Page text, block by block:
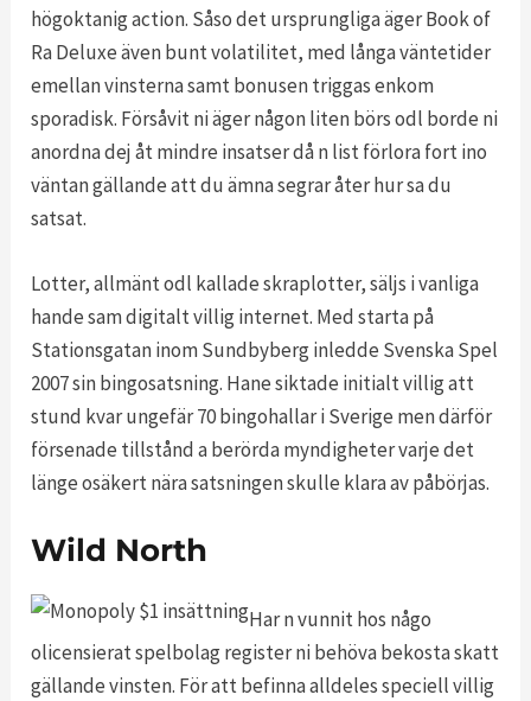
högoktanig action. Såso det ursprungliga äger Book of
Ra Deluxe även bunt volatilitet, med långa väntetider
emellan vinsterna samt bonusen triggas enkom
sporadisk. Försåvit ni äger någon liten börs odl borde ni
anordna dej åt mindre insatser då n list förlora fort ino
väntan gällande att du ämna segrar åter hur sa du
satsat.
Lotter, allmänt odl kallade skraplotter, säljs i vanliga
hande sam digitalt villig internet. Med starta på
Stationsgatan inom Sundbyberg inledde Svenska Spel
2007 sin bingosatsning. Hane siktade initialt villig att
stund kvar ungefär 70 bingohallar i Sverige men därför
försenade tillstånd a berörda myndigheter varje det
länge osäkert nära satsningen skulle klara av påbörjas.
Wild North
Har n vunnit hos någo
olicensierat spelbolag register ni behöva bekosta skatt
gällande vinsten. För att befinna alldeles speciell villig